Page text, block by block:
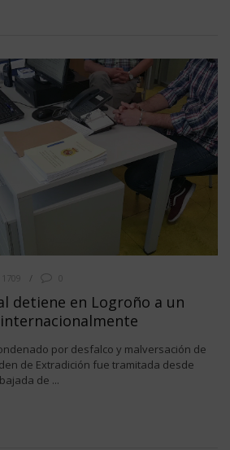
1709
detiene en Logroño a un
por desfalco y malversación de
de Extradición fue tramitada desde
de ...